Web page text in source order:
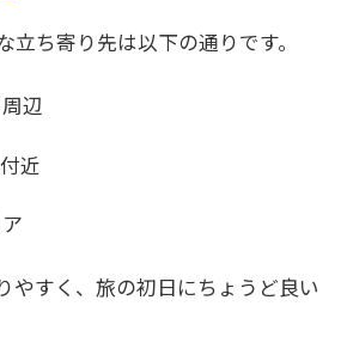
立ち寄り先は以下の通りです。
辺
近
やすく、旅の初日にちょうど良い